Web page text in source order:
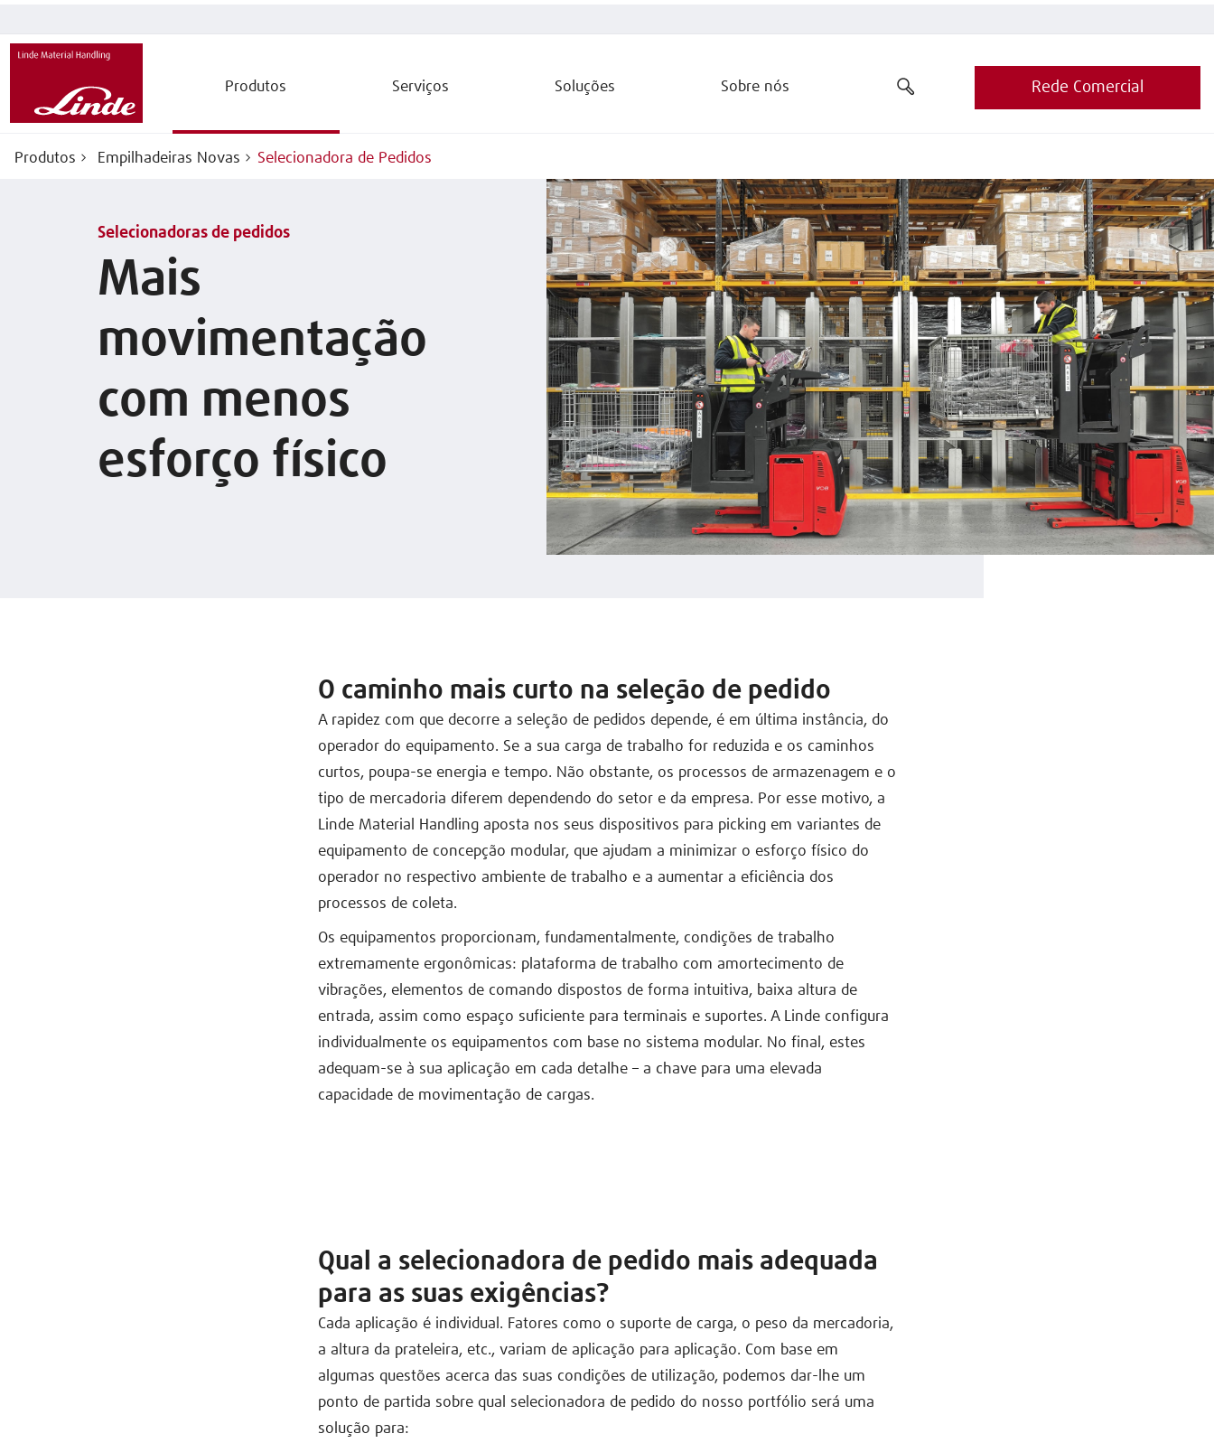
Produtos Serviços Soluções Sobre nós Rede Comercial
Produtos Empilhadeiras Novas Selecionadora de Pedidos
Selecionadoras de pedidos
Mais
movimentação
com menos
esforço físico
O caminho mais curto na seleção de pedido
A rapidez com que decorre a seleção de pedidos depende, é em última instância, do
operador do equipamento. Se a sua carga de trabalho for reduzida e os caminhos
curtos, poupa-se energia e tempo. Não obstante, os processos de armazenagem e o
tipo de mercadoria diferem dependendo do setor e da empresa. Por esse motivo, a
Linde Material Handling aposta nos seus dispositivos para picking em variantes de
equipamento de concepção modular, que ajudam a minimizar o esforço físico do
operador no respectivo ambiente de trabalho e a aumentar a eficiência dos
processos de coleta.
Os equipamentos proporcionam, fundamentalmente, condições de trabalho
extremamente ergonômicas: plataforma de trabalho com amortecimento de
vibrações, elementos de comando dispostos de forma intuitiva, baixa altura de
entrada, assim como espaço suficiente para terminais e suportes. A Linde configura
individualmente os equipamentos com base no sistema modular. No final, estes
adequam-se à sua aplicação em cada detalhe – a chave para uma elevada
capacidade de movimentação de cargas.
Qual a selecionadora de pedido mais adequada
para as suas exigências?
Cada aplicação é individual. Fatores como o suporte de carga, o peso da mercadoria,
a altura da prateleira, etc., variam de aplicação para aplicação. Com base em
algumas questões acerca das suas condições de utilização, podemos dar-lhe um
ponto de partida sobre qual selecionadora de pedido do nosso portfólio será uma
solução para: